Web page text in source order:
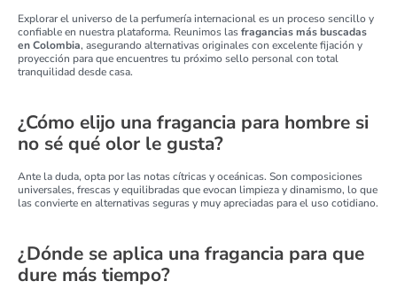
Explorar el universo de la perfumería internacional es un proceso sencillo y
confiable en nuestra plataforma. Reunimos lasfragancias más buscadas
en Colombia, asegurando alternativas originales con excelente fijación y
proyección para que encuentres tu próximo sello personal con total
tranquilidad desde casa.
¿Cómo elijo una fragancia para hombre si
no sé qué olor le gusta?
Ante la duda, opta por las notas cítricas y oceánicas. Son composiciones
universales, frescas y equilibradas que evocan limpieza y dinamismo, lo que
las convierte en alternativas seguras y muy apreciadas para el uso cotidiano.
¿Dónde se aplica una fragancia para que
dure más tiempo?